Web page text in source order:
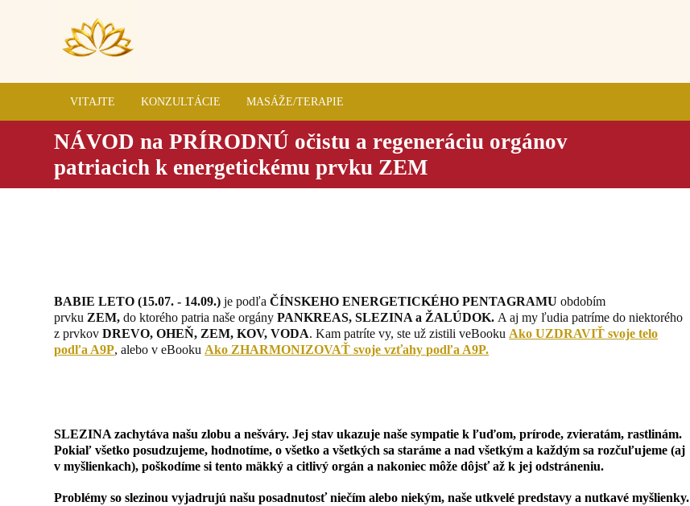
VITAJTE KONZULTÁCIE MASÁŽE/TERAPIE
NÁVOD na PRÍRODNÚ očistu a regeneráciu orgánov
patriacich k energetickému prvku ZEM
BABIE LETO(15.07. - 14.09.) je podľaČÍNSKEHO ENERGETICKÉHO PENTAGRAMU obdobím
prvku ZEM, do ktorého patria naše orgányPANKREAS, SLEZINA a ŽALÚDOK. A aj my ľudia patríme do niektorého
z prvkovDREVO, OHEŇ, ZEM, KOV, VODA. Kam patríte vy, ste už zistili veBooku Ako UZDRAVIŤ svoje telo
podľa A9P, alebo v eBooku Ako ZHARMONIZOVAŤ svoje vzťahy podľa A9P.
SLEZINA zachytáva našu zlobu a nešváry. Jej stav ukazuje naše sympatie k ľuďom, prírode, zvieratám, rastlinám.
Pokiaľ všetko posudzujeme, hodnotíme, o všetko a všetkých sa staráme a nad všetkým a každým sa rozčuľujeme (aj
v myšlienkach), poškodíme si tento mäkký a citlivý orgán a nakoniec môže dôjsť až k jej odstráneniu.
Problémy so slezinou vyjadrujú našu posadnutosť niečím alebo niekým, naše utkvelé predstavy a nutkavé myšlienky.